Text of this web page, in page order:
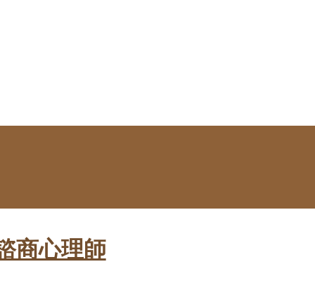
商心理師